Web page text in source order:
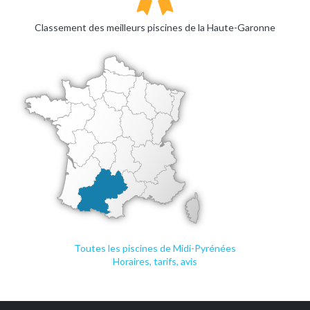
Classement des meilleurs piscines de la Haute-Garonne
Toutes les piscines de Midi-Pyrénées
Horaires, tarifs, avis